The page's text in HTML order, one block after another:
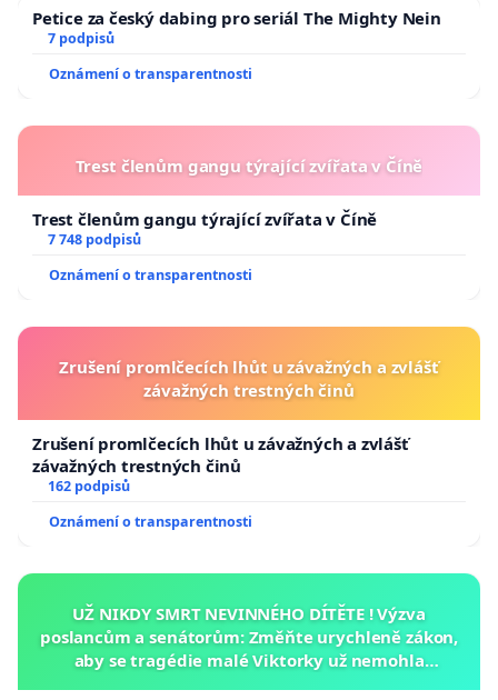
Petice za český dabing pro seriál The Mighty Nein
7 podpisů
Oznámení o transparentnosti
Trest členům gangu týrající zvířata v Číně
Trest členům gangu týrající zvířata v Číně
7 748 podpisů
Oznámení o transparentnosti
Zrušení promlčecích lhůt u závažných a zvlášť
závažných trestných činů
Zrušení promlčecích lhůt u závažných a zvlášť
závažných trestných činů
162 podpisů
Oznámení o transparentnosti
UŽ NIKDY SMRT NEVINNÉHO DÍTĚTE ! Výzva
poslancům a senátorům: Změňte urychleně zákon,
aby se tragédie malé Viktorky už nemohla